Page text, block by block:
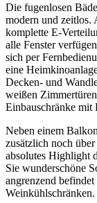
Die fugenlosen
modern und zeitlos.
komplette E-
alle Fenster
sich per
eine
Decken- und
weißen
Einbauschränke mit
Neben einem
zusätzlich noch
absolutes Highlight
Sie wunderschöne
angrenzend
Weinkühlschränken.